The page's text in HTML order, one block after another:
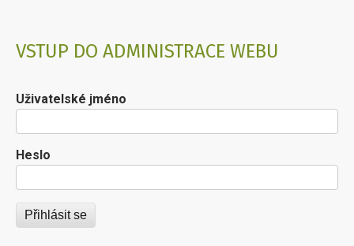
VSTUP DO ADMINISTRACE WEBU
Uživatelské jméno
Heslo